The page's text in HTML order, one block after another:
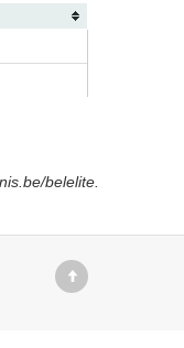
belelite.